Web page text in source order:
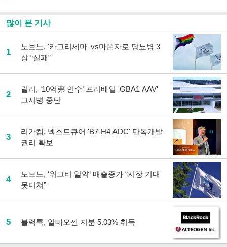
많이 본 기사
1
노보노, '카그리세마' vs마운자로 당뇨병 3
상 “실패”
2
릴리, ‘10억弗 인수’ 프리베일 'GBA1 AAV'
고셔병 중단
3
리가켐, 넥스트큐어 'B7-H4 ADC' 단독개발
권리 확보
4
노보노, ‘위고비 알약’ 매출증가 “시장 기대
못미쳐”
5 블랙록, 알테오젠 지분 5.03% 취득